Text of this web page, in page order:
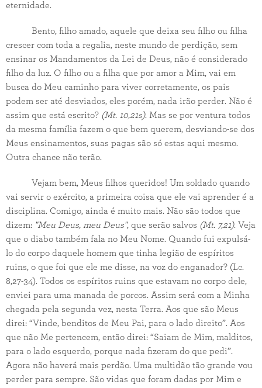
eternidade.
Bento, filho amado, aquele que deixa seu filho ou filha
crescer com toda a regalia, neste mundo de perdição, sem
ensinar os Mandamentos da Lei de Deus, não é considerado
filho da luz. O filho ou a filha que por amor a Mim, vai em
busca do Meu caminho para viver corretamente, os pais
podem ser até desviados, eles porém, nada irão perder. Não é
assim que está escrito? (Mt. 10,21s). Mas se por ventura todos
da mesma família fazem o que bem querem, desviando-se dos
Meus ensinamentos, suas pagas são só estas aqui mesmo.
Outra chance não terão.
Vejam bem, Meus filhos queridos! Um soldado quando
vai servir o exército, a primeira coisa que ele vai aprender é a
disciplina. Comigo, ainda é muito mais. Não são todos que
dizem: "Meu Deus, meu Deus", que serão salvos (Mt. 7,21). Veja
que o diabo também fala no Meu Nome. Quando fui expulsá-
lo do corpo daquele homem que tinha legião de espíritos
ruins, o que foi que ele me disse, na voz do enganador? (Lc.
8,27-34). Todos os espíritos ruins que estavam no corpo dele,
enviei para uma manada de porcos. Assim será com a Minha
chegada pela segunda vez, nesta Terra. Aos que são Meus
direi: “Vinde, benditos de Meu Pai, para o lado direito”. Aos
que não Me pertencem, então direi: “Saiam de Mim, malditos,
para o lado esquerdo, porque nada fizeram do que pedi”.
Agora não haverá mais perdão. Uma multidão tão grande vou
perder para sempre. São vidas que foram dadas por Mim e